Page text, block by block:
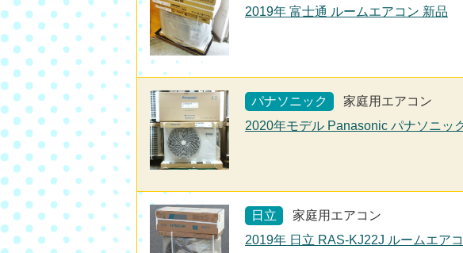
2019年 富士通 ルームエアコン 新品
パナソニック
家庭用エアコン
2020年モデル Panasonic パナソニッ
日立
家庭用エアコン
2019年 日立 RAS-KJ22J ルームエア